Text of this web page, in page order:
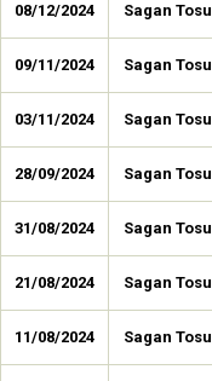
08/12/2024 Sagan Tosu
09/11/2024 Sagan Tosu
03/11/2024 Sagan Tosu
28/09/2024 Sagan Tosu
31/08/2024 Sagan Tosu
21/08/2024 Sagan Tosu
11/08/2024 Sagan Tosu